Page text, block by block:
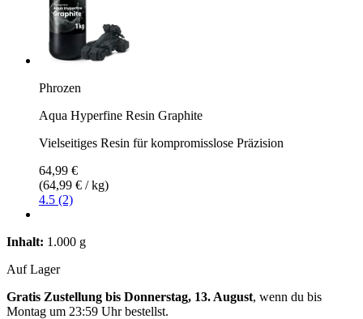
Phrozen
Aqua Hyperfine Resin Graphite
Vielseitiges Resin für kompromisslose Präzision
64,99 €
(64,99 € / kg)
4.5 (2)
Inhalt: 1.000 g
Auf Lager
Gratis Zustellung bis Donnerstag, 13. August, wenn du bis
Montag um 23:59 Uhrbestellst.